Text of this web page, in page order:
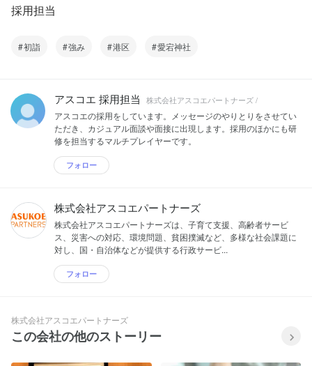
採用担当
初詣 強み 港区 愛宕神社
アスコエ 採用担当 株式会社アスコエパートナーズ /
アスコエの採用をしています。メッセージのやりとりをさせてい
ただき、カジュアル面談や面接に出現します。採用のほかにも研
修を担当するマルチプレイヤーです。
フォロー
株式会社アスコエパートナーズ
株式会社アスコエパートナーズは、子育て支援、高齢者サービ
ス、災害への対応、環境問題、貧困撲滅など、多様な社会課題に
対し、国・自治体などが提供する行政サービ...
フォロー
株式会社アスコエパートナーズ
この会社の他のストーリー